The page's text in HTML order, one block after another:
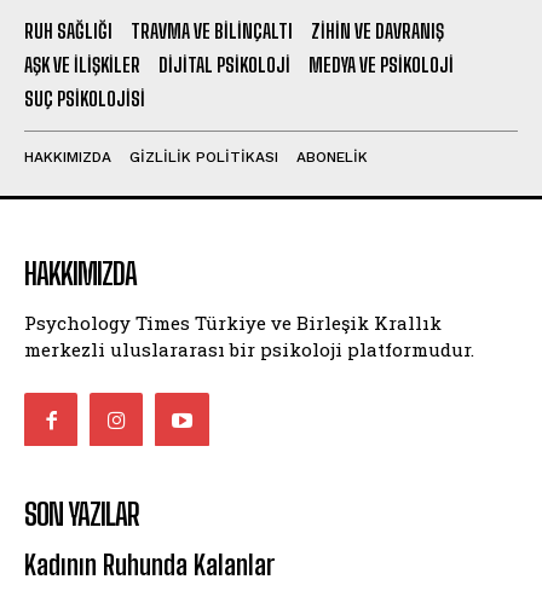
RUH SAĞLIĞI TRAVMA VE BILINÇALTI
ZIHIN VE DAVRANIŞ
AŞK VE İLIŞKILER
DIJITAL PSIKOLOJI
MEDYA VE PSIKOLOJI
SUÇ PSIKOLOJISI
HAKKIMIZDA GIZLILIK POLITIKASI ABONELIK
HAKKIMIZDA
Psychology Times Türkiye ve Birleşik Krallık
merkezli uluslararası bir psikoloji platformudur.
SON YAZILAR
Kadının Ruhunda Kalanlar